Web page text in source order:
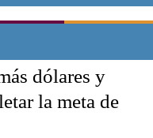
dólares y
la meta de